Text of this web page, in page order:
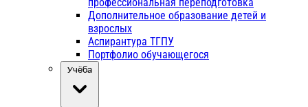
профессиональная переподготовка
Дополнительное образование детей и
взрослых
Аспирантура ТГПУ
Портфолио обучающегося
Учёба